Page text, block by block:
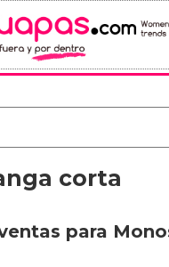
corta
para